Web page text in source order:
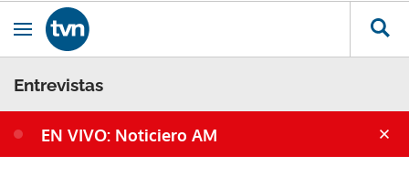
Ir al contenido
Obrir navegació
Entrevistas
EN VIVO: Noticiero AM